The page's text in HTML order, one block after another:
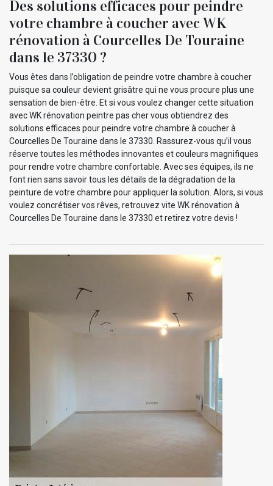
Des solutions efficaces pour peindre
votre chambre à coucher avec WK
rénovation à Courcelles De Touraine
dans le 37330 ?
Vous êtes dans l’obligation de peindre votre chambre à coucher
puisque sa couleur devient grisâtre qui ne vous procure plus une
sensation de bien-être. Et si vous voulez changer cette situation
avec WK rénovation peintre pas cher vous obtiendrez des
solutions efficaces pour peindre votre chambre à coucher à
Courcelles De Touraine dans le 37330. Rassurez-vous qu’il vous
réserve toutes les méthodes innovantes et couleurs magnifiques
pour rendre votre chambre confortable. Avec ses équipes, ils ne
font rien sans savoir tous les détails de la dégradation de la
peinture de votre chambre pour appliquer la solution. Alors, si vous
voulez concrétiser vos rêves, retrouvez vite WK rénovation à
Courcelles De Touraine dans le 37330 et retirez votre devis !